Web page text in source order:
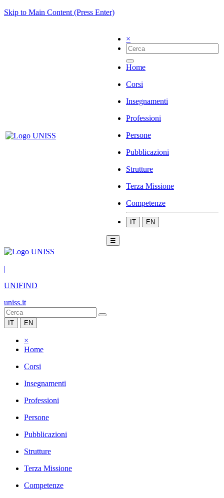
Skip to Main Content (Press Enter)
×
Home
Corsi
Insegnamenti
Professioni
Persone
Pubblicazioni
Strutture
Terza Missione
Competenze
IT EN
☰
|
UNIFIND
uniss.it
IT EN
×
Home
Corsi
Insegnamenti
Professioni
Persone
Pubblicazioni
Strutture
Terza Missione
Competenze